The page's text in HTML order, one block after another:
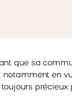
que sa
en